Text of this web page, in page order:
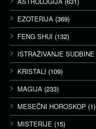
EZOTERIJA (369)
FENG SHUI (132)
ISTRAŽIVANJE SUDBINE
KRISTALI (109)
MAGIJA (233)
MESEČNI HOROSKOP (1)
MISTERIJE (15)